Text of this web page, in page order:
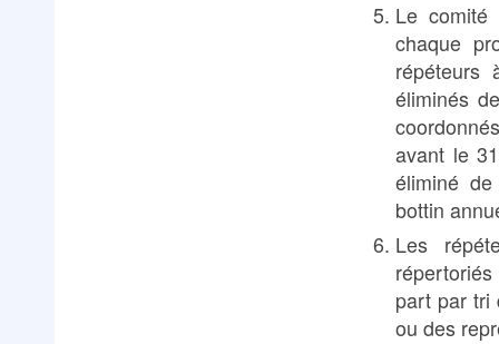
Le
chaque
répéteurs
éliminés
avant le
éliminé
bottin
Les
part par tri
ou des